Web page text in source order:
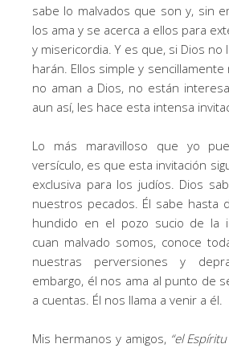
sabe lo malvados que son y, sin
los ama y se acerca a ellos para
y misericordia. Y es que, si Dios no
harán. Ellos simple y
no aman a Dios, no están
aun así, les hace esta intensa
Lo más maravilloso que yo
versículo, es que esta invitación
exclusiva para los judíos. Dios
nuestros pecados. Él sabe hasta
hundido en el pozo sucio de la
cuan malvado somos, conoce
nuestras perversiones y
embargo, él nos ama al punto de
a cuentas. Él nos llama a venir a él.
Mis hermanos y amigos, “el